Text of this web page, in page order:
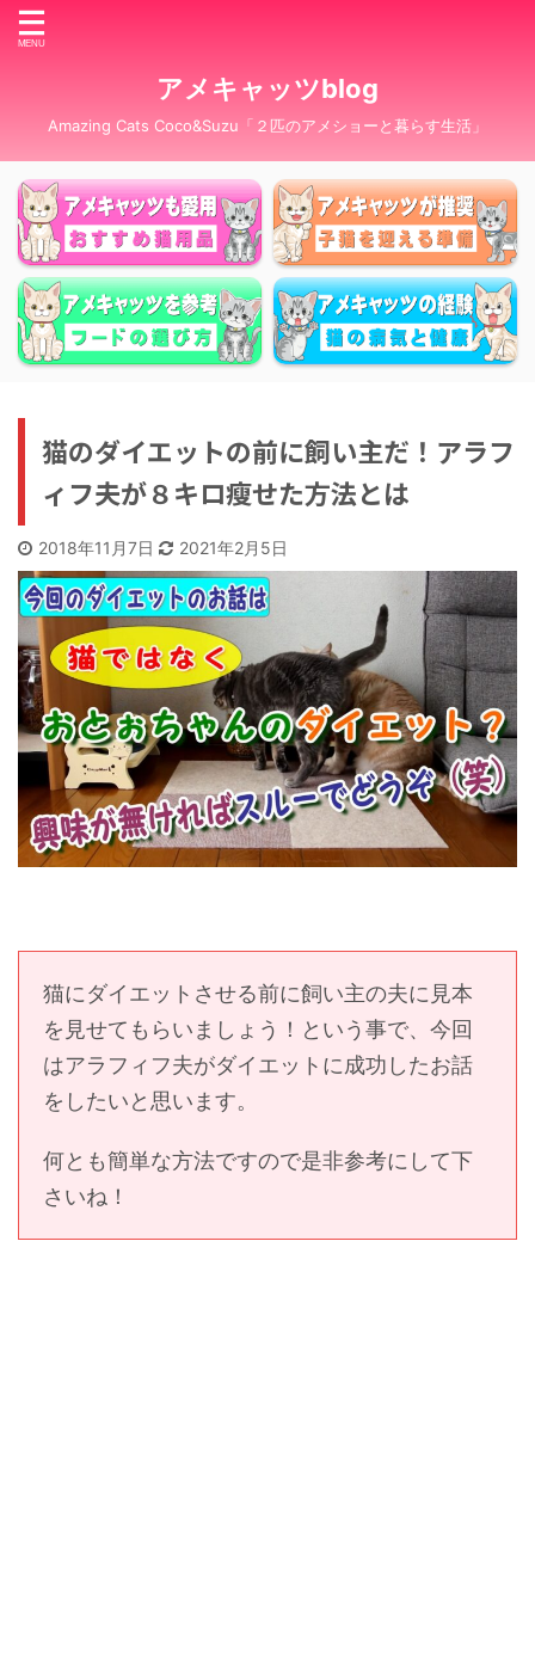
アメキャッツblog
Amazing Cats Coco&Suzu「２匹のアメショーと暮らす生活」
猫のダイエットの前に飼い主だ！アラフ
ィフ夫が８キロ瘦せた方法とは
2018年11月7日 2021年2月5日
猫にダイエットさせる前に飼い主の夫に見本
を見せてもらいましょう！という事で、今回
はアラフィフ夫がダイエットに成功したお話
をしたいと思います。
何とも簡単な方法ですので是非参考にして下
さいね！